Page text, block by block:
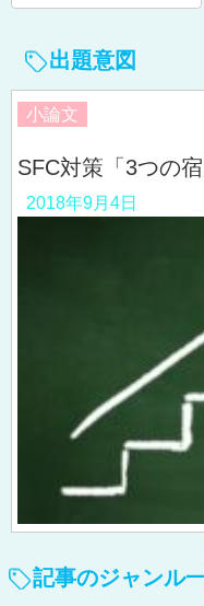
出題意図
小論文
SFC対策「3つの
2018年9月4日
記事のジャンル